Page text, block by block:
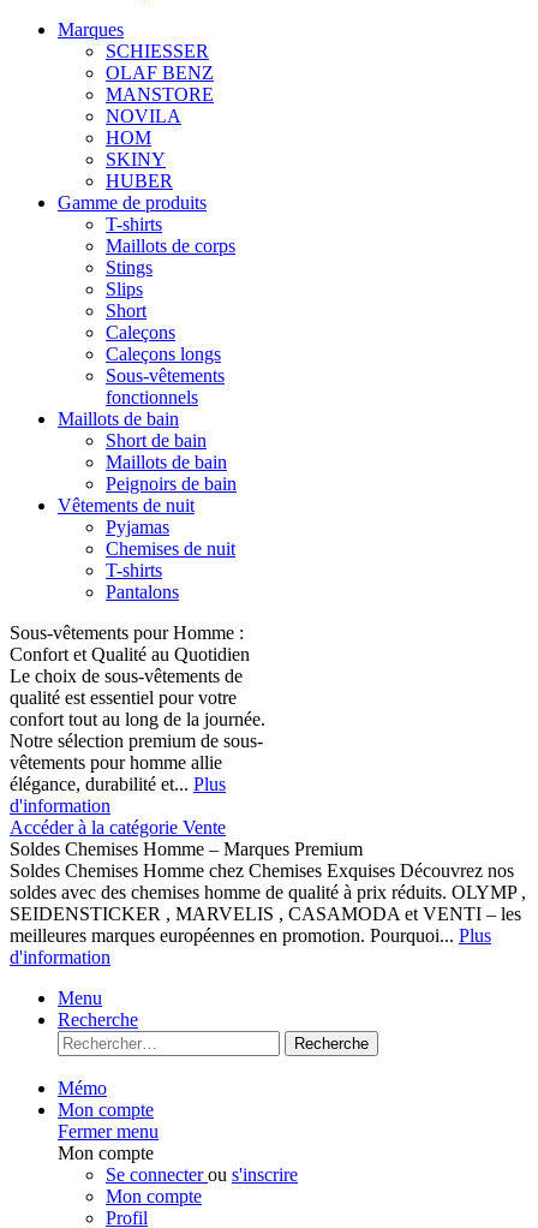
Marques
SCHIESSER
OLAF BENZ
MANSTORE
NOVILA
HOM
SKINY
HUBER
Gamme de produits
T-shirts
Maillots de corps
Stings
Slips
Short
Caleçons
Caleçons longs
Sous-vêtements
fonctionnels
Maillots de bain
Short de bain
Maillots de bain
Peignoirs de bain
Vêtements de nuit
Pyjamas
Chemises de nuit
T-shirts
Pantalons
Sous-vêtements pour Homme :
Confort et Qualité au Quotidien
Le choix de sous-vêtements de
qualité est essentiel pour votre
confort tout au long de la journée.
Notre sélection premium de sous-
vêtements pour homme allie
élégance, durabilité et... Plus
d'information
Accéder à la catégorie Vente
Soldes Chemises Homme – Marques Premium
Soldes Chemises Homme chez Chemises Exquises Découvrez nos
soldes avec des chemises homme de qualité à prix réduits. OLYMP ,
SEIDENSTICKER , MARVELIS , CASAMODA et VENTI – les
meilleures marques européennes en promotion. Pourquoi... Plus
d'information
Menu
Recherche
Recherche
Mémo
Mon compte
Fermer menu
Mon compte
Se connecterou s'inscrire
Mon compte
Profil